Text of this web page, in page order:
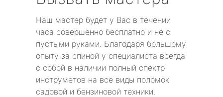
Наш мастер будет у Вас в течении
часа совершенно бесплатно и не с
пустыми руками. Благодаря большому
опыту за спиной у специалиста всегда
с собой в наличии полный спектр
инструметов на все виды поломок
садовой и бензиновой техники.